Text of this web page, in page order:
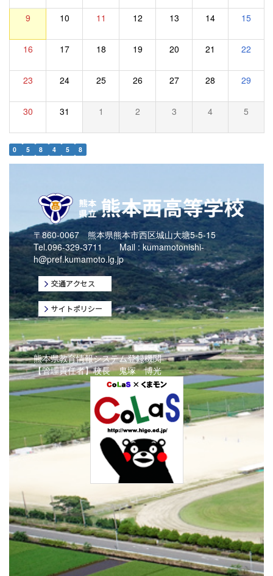
9 10 11 12 13 14 15
16 17 18 19 20 21 22
23 24 25 26 27 28 29
30 31 1 2 3 4 5
0 5 8 4 5 8
〒860-0067 熊本県熊本市西区城山大塘5-5-15
Tel.096-329-3711 Mail : kumamotonishi-
h@pref.kumamoto.lg.jp
熊本県教育情報システム登録機関
【管理責任者】校長 鬼塚 博光